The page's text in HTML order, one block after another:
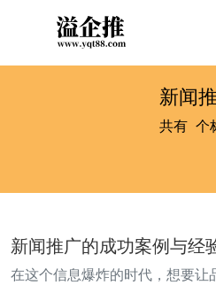
新闻
共有4 个
新闻推广的成功案例与经
在这个信息爆炸的时代，想要让